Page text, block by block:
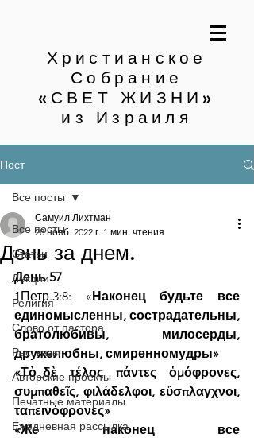
Христианское
Собрание
«СВЕТ ЖИЗНИ»
из Израиля
Пост
Все посты
Статьи
Лекции
Религия
Слово от пастора
Рассказы
Авторские проекты
Печатные материалы
Ежедневная рассылка
Все посты
День за днем.
Самуил Лихтман
28 нояб. 2022 г. 1 мин. чтения
День 57
1Петр.3:8: «Наконец будьте все
единомысленны, сострадательны,
братолюбивы, милосерды,
дружелюбны, смиренномудры»
«Τὸ_δὲ τέλος πάντες ὁμόφρονες,
συμπαθεῖς, φιλάδελφοι, εὔσπλαγχνοι,
ταπεινόφρονες»
«Же наконец все